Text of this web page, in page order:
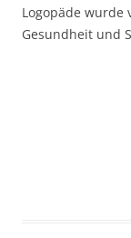
Logopäde
Gesundheit und